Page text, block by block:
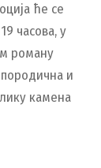
ће се
часова, у
роману
и
камена